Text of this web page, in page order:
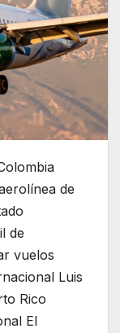
de
de
vuelos
Luis
Rico
El